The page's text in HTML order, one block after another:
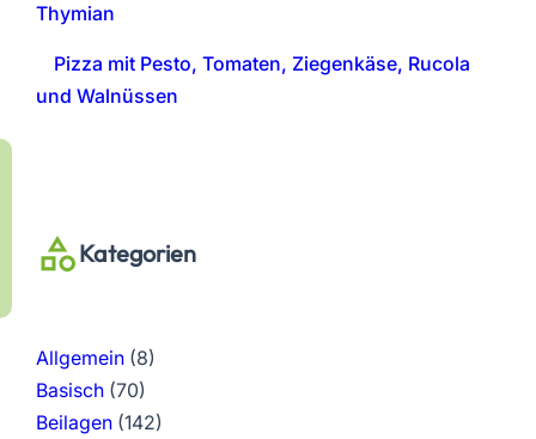
Thymian
Pizza mit Pesto, Tomaten, Ziegenkäse, Rucola
und Walnüssen
Kategorien
Allgemein(8)
Basisch(70)
Beilagen(142)